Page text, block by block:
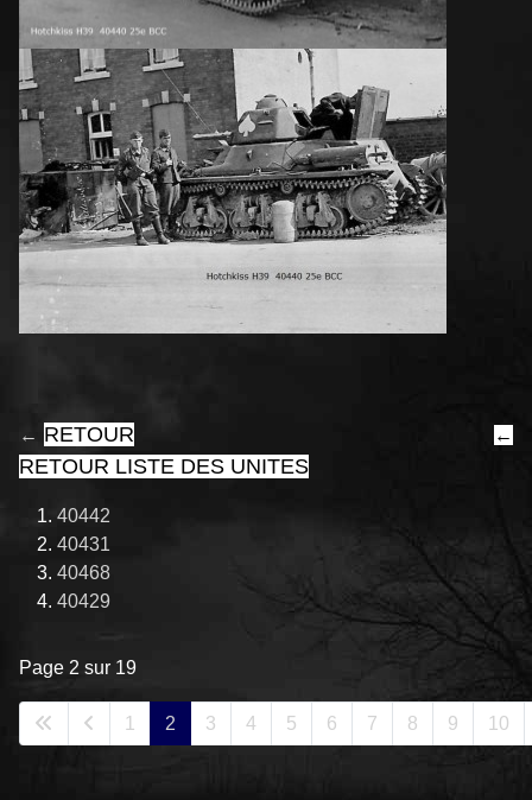
← RETOUR ←
RETOUR LISTE DES UNITES
40442
40431
40468
40429
Page 2 sur 19
1 2 3 4 5 6 7 8 9 10